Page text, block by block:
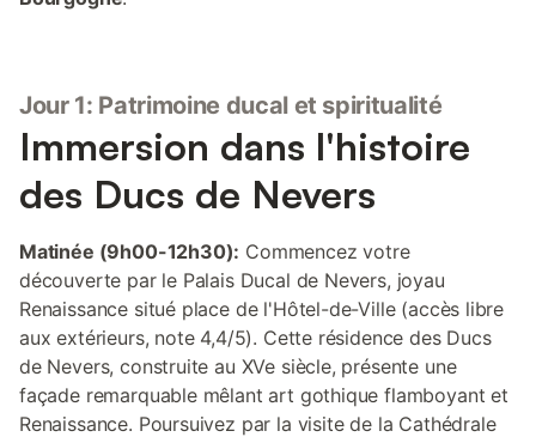
Jour 1: Patrimoine ducal et spiritualité
Immersion dans l'histoire
des Ducs de Nevers
Matinée (9h00-12h30): Commencez votre
découverte par le Palais Ducal de Nevers, joyau
Renaissance situé place de l'Hôtel-de-Ville (accès libre
aux extérieurs, note 4,4/5). Cette résidence des Ducs
de Nevers, construite au XVe siècle, présente une
façade remarquable mêlant art gothique flamboyant et
Renaissance. Poursuivez par la visite de la Cathédrale